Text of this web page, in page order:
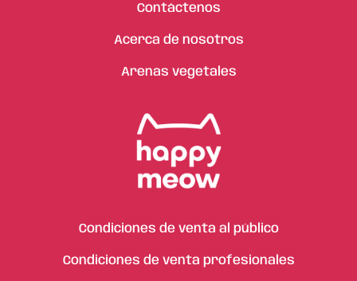
Contáctenos
Acerca de nosotros
Arenas vegetales
Condiciones de venta al público
Condiciones de venta profesionales